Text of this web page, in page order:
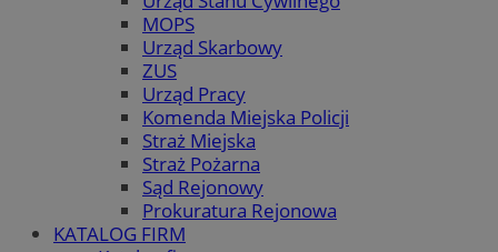
MOPS
Urząd Skarbowy
ZUS
Urząd Pracy
Komenda Miejska Policji
Straż Miejska
Straż Pożarna
Sąd Rejonowy
Prokuratura Rejonowa
KATALOG FIRM